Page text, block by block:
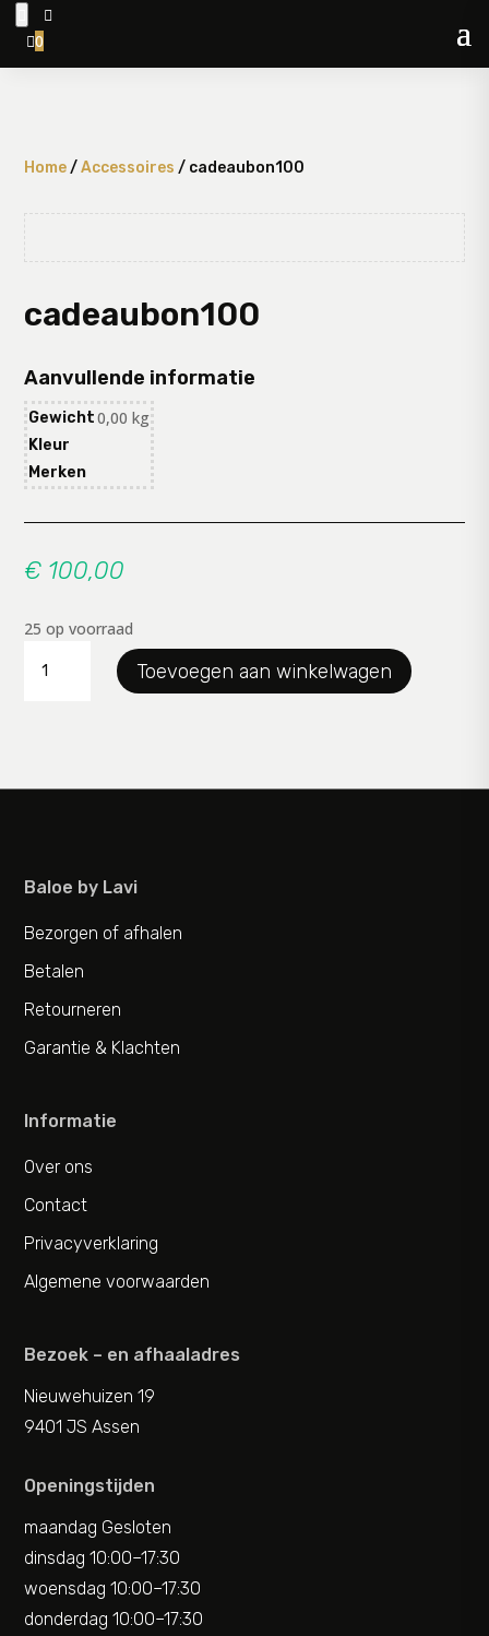

0
Home/Accessoires / cadeaubon100
cadeaubon100
Aanvullende informatie
Gewicht 0,00 kg
Kleur
Merken
€ 100,00
25 op voorraad
cadeaubon100
aantal
Toevoegen aan winkelwagen
Baloe by Lavi
Bezorgen of afhalen
Betalen
Retourneren
Garantie & Klachten
Informatie
Over ons
Contact
Privacyverklaring
Algemene voorwaarden
Bezoek – en afhaaladres
Nieuwehuizen 19
9401 JS Assen
Openingstijden
maandag Gesloten
dinsdag 10:00–17:30
woensdag 10:00–17:30
donderdag 10:00–17:30